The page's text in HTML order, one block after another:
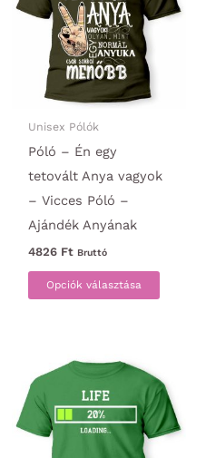
Unisex Pólók
Póló – Én egy
tetovált Anya vagyok
– Vicces Póló –
Ajándék Anyának
4826 Ft Bruttó
Opciók választása
Ennek
a
van.
A